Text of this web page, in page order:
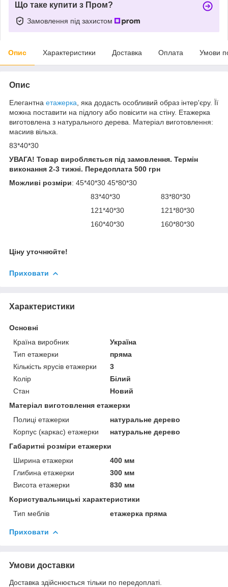
Що таке купити з Пром?
Замовлення під захистом
Опис Характеристики Доставка Оплата Умови
Опис
Елегантна етажерка , яка додасть особливий образ інтер'єру. Її
можна поставити на підлогу або повісити на стіну. Етажерка
виготовлена з натурального дерева. Матеріал виготовлення:
масиив вільха.
83*40*30
УВАГА! Товар виробляється під замовлення. Термін
виконання 2-3 тижні. Передоплата 500 грн
Можливі розміри: 45*40*30 45*80*30
83*40*30 83*80*30
121*40*30 121*80*30
160*40*30 160*80*30
Ціну уточнюйте!
Приховати
Характеристики
Основні
Країна виробник
Україна
Тип етажерки
пряма
Кількість ярусів етажерки
3
Колір
Білий
Стан
Новий
Матеріал виготовлення етажерки
Полиці етажерки
натуральне дерево
Корпус (каркас) етажерки
натуральне дерево
Габаритні розміри етажерки
Ширина етажерки
400 мм
Глибина етажерки
300 мм
Висота етажерки
830 мм
Користувальницькі характеристики
Тип меблів
етажерка пряма
Приховати
Умови доставки
Доставка здійснюється тільки по передоплаті.